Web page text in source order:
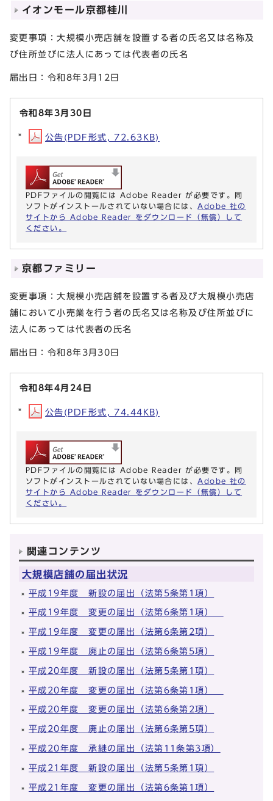
イオンモール京都桂川
変更事項：大規模小売店舗を設置する者の氏名又は名称及
び住所並びに法人にあっては代表者の氏名
届出日：令和8年3月12日
令和8年3月30日
公告(PDF形式, 72.63KB)
PDFファイルの閲覧には Adobe Reader が必要です。同
ソフトがインストールされていない場合には、 Adobe 社の
サイトから Adobe Reader をダウンロード（無償）して
ください。
京都ファミリー
変更事項：大規模小売店舗を設置する者及び大規模小売店
舗において小売業を行う者の氏名又は名称及び住所並びに
法人にあっては代表者の氏名
届出日：令和8年3月30日
令和8年4月24日
公告(PDF形式, 74.44KB)
PDFファイルの閲覧には Adobe Reader が必要です。同
ソフトがインストールされていない場合には、 Adobe 社の
サイトから Adobe Reader をダウンロード（無償）して
ください。
関連コンテンツ
大規模店舗の届出状況
平成19年度 新設の届出（法第5条第1項）
平成19年度 変更の届出（法第6条第1項）
平成19年度 変更の届出（法第6条第2項）
平成19年度 廃止の届出（法第6条第5項）
平成20年度 新設の届出（法第5条第1項）
平成20年度 変更の届出（法第6条第1項）
平成20年度 変更の届出（法第6条第2項）
平成20年度 廃止の届出（法第6条第5項）
平成20年度 承継の届出（法第11条第3項）
平成21年度 新設の届出（法第5条第1項）
平成21年度 変更の届出（法第6条第1項）